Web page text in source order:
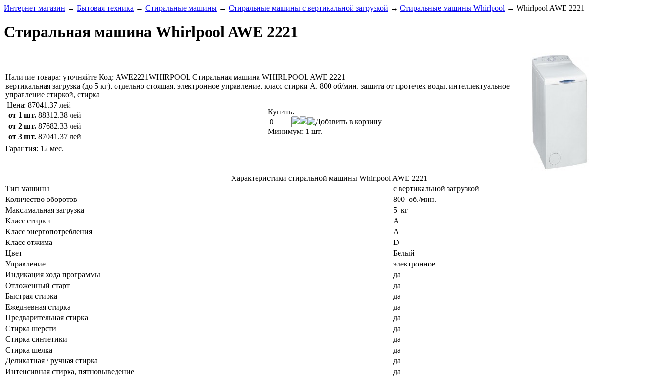
Интернет магазин → Бытовая техника → Стиральные машины → Стиральные машины с вертикальной загрузкой → Стиральные машины Whirlpool → Whirlpool AWE 2221
Стиральная машина Whirlpool AWE 2221
Наличие товара: уточняйте Код: AWE2221WHIRPOOL Стиральная машина WHIRLPOOL AWE 2221
вертикальная загрузка (до 5 кг), отдельно стоящая, электронное управление, класс стирки A, 800 oб/мин, защита от протечек воды, интеллектуальное
управление стиркой, стирка
Цена: 87041.37 лей
от 1 шт. 88312.38 лей
от 2 шт. 87682.33 лей
от 3 шт. 87041.37 лей
Купить:
Минимум: 1 шт.
Гарантия: 12 мес.
Характеристики стиральной машины Whirlpool AWE 2221
Тип машины
с вертикальной загрузкой
Количество оборотов
800 об./мин.
Максимальная загрузка
5 кг
Класс стирки
A
Класс энергопотребления
A
Класс отжима
D
Цвет
Белый
Управление
электронное
Индикация хода программы
да
Отложенный старт
да
Быстрая стирка
да
Ежедневная стирка
да
Предварительная стирка
да
Cтирка шерсти
да
Стирка синтетики
да
Стирка шелка
да
Деликатная / ручная стирка
да
Интенсивная стирка, пятновыведение
да